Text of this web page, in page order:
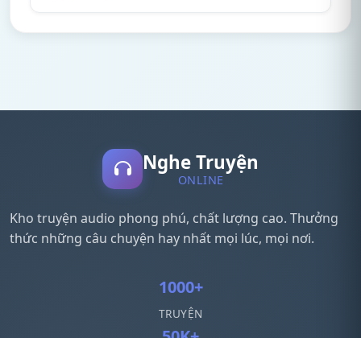
Nghe Truyện
ONLINE
Kho truyện audio phong phú, chất lượng cao. Thưởng
thức những câu chuyện hay nhất mọi lúc, mọi nơi.
1000+
TRUYỆN